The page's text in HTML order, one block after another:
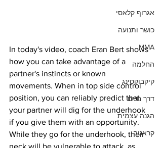
אגרוף קלאסי
כושר ותנועה
MMA
החלמה
קיקבוקסינג
דרך חיים
הגנה עצמית
קראטה
In today's video, coach Eran Bert shows
how you can take advantage of a
partner's instincts or known
movements. When in top side control
position, you can reliably predict that
your partner will dig for the underhook
if you give them with an opportunity.
While they go for the underhook, their
neck will be vulnerable to attack, as